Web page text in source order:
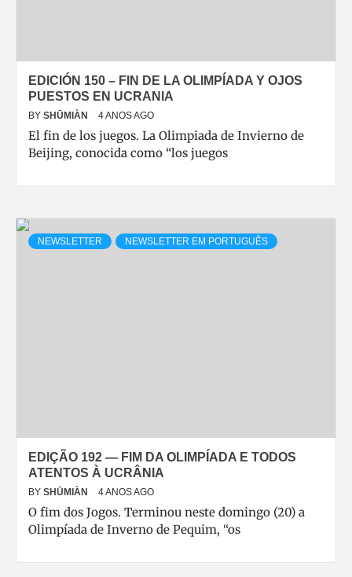
EDICIÓN 150 – FIN DE LA OLIMPÍADA Y OJOS
PUESTOS EN UCRANIA
BY SHŪMIÀN 4 ANOS AGO
El fin de los juegos. La Olimpiada de Invierno de
Beijing, conocida como “los juegos
NEWSLETTER NEWSLETTER EM PORTUGUÊS
EDIÇÃO 192 — FIM DA OLIMPÍADA E TODOS
ATENTOS À UCRÂNIA
BY SHŪMIÀN 4 ANOS AGO
O fim dos Jogos. Terminou neste domingo (20) a
Olimpíada de Inverno de Pequim, “os